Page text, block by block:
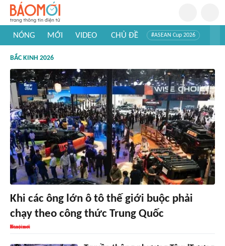
NÓNG MỚI VIDEO CHỦ ĐỀ #ASEAN Cup 2026
#Khám phá thế giới
BẮC KINH 2026
Khi các ông lớn ô tô thế giới buộc phải
chạy theo công thức Trung Quốc